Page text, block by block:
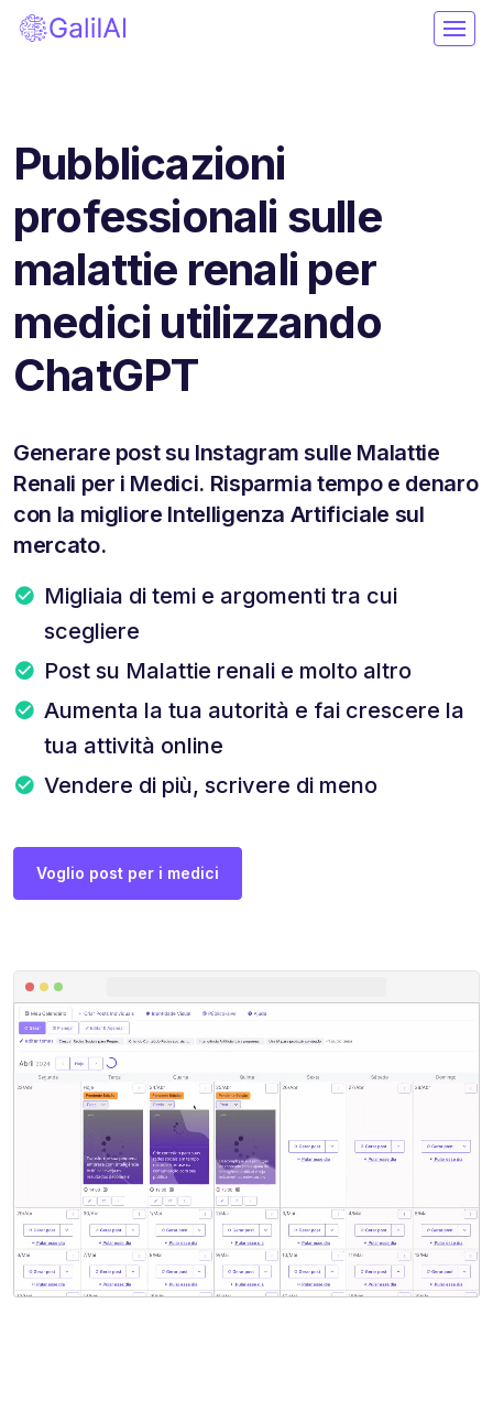
Pubblicazioni
professionali sulle
malattie renali per
medici utilizzando
ChatGPT
Generare post su Instagram sulle Malattie
Renali per i Medici. Risparmia tempo e denaro
con la migliore Intelligenza Artificiale sul
mercato.
Migliaia di temi e argomenti tra cui
scegliere
Post su Malattie renali e molto altro
Aumenta la tua autorità e fai crescere la
tua attività online
Vendere di più, scrivere di meno
Voglio post per i medici